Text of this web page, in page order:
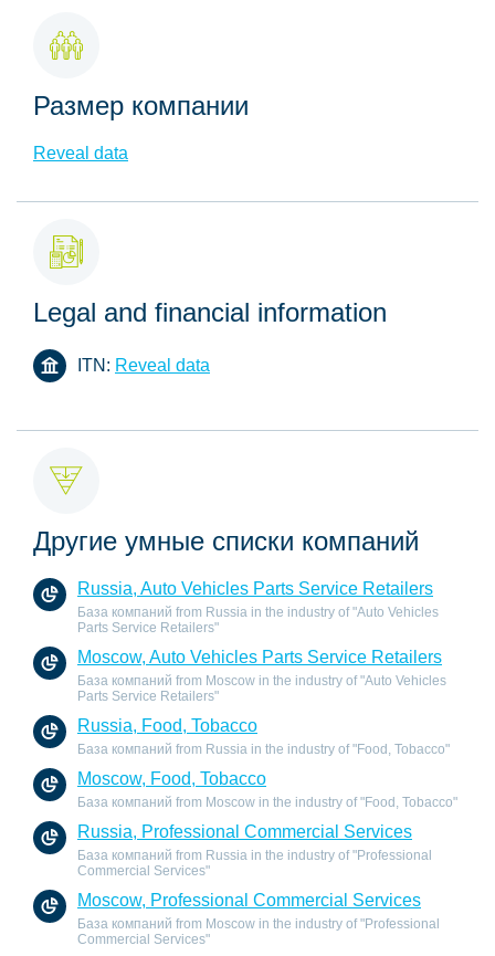
Размер компании
Reveal data
Legal and financial information
ITN: Reveal data
Другие умные списки компаний
Russia, Auto Vehicles Parts Service Retailers
База компаний from Russia in the industry of "Auto Vehicles
Parts Service Retailers"
Moscow, Auto Vehicles Parts Service Retailers
База компаний from Moscow in the industry of "Auto Vehicles
Parts Service Retailers"
Russia, Food, Tobacco
База компаний from Russia in the industry of "Food, Tobacco"
Moscow, Food, Tobacco
База компаний from Moscow in the industry of "Food, Tobacco"
Russia, Professional Commercial Services
База компаний from Russia in the industry of "Professional
Commercial Services"
Moscow, Professional Commercial Services
База компаний from Moscow in the industry of "Professional
Commercial Services"